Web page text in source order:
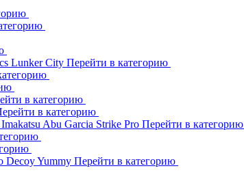
Lunker City Перейти в категорию
в категорию
в категорию
Imakatsu Abu Garcia Strike Pro Перейти в категорию
DecoyYummy Перейти в категорию